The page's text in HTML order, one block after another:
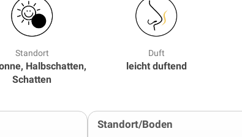
Standort
Halbschatten,
Schatten
Duft
leicht duftend
Standort/Boden